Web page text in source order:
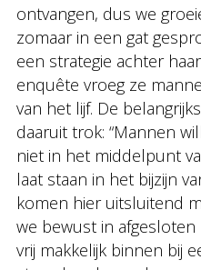
ontvangen, dus we
zomaar in een gat
een strategie achter
enquête vroeg ze
van het lijf. De
daaruit trok: “Mannen
niet in het middelpunt
laat staan in het bijzijn
komen hier uitsluitend
we bewust in
vrij makkelijk binnen bij